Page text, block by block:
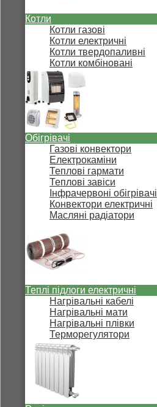
Котли
Котли газові
Котли електричні
Котли твердопаливні
Котли комбіновані
Обігрівачі
Газові конвектори
Електрокаміни
Теплові гармати
Теплові завіси
Інфрачервоні обігрівачі
Конвектори електричні
Масляні радіатори
Теплі підлоги електричні
Нагрівальні кабелі
Нагрівальні мати
Нагрівальні плівки
Терморегулятори